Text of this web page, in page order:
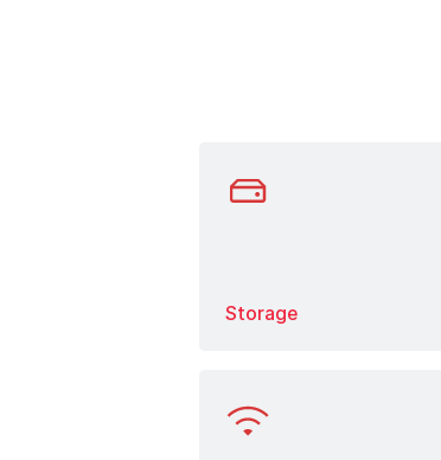
Storage
Mehr erfahren